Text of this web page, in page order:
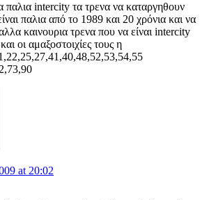
παλια intercity τα τρενα να καταργηθουν
παλια από το 1989 και 20 χρόνια και να
καινουρια τρενα που να είναι intercity
οι αμαξοστοιχίες τους η
at 20:02